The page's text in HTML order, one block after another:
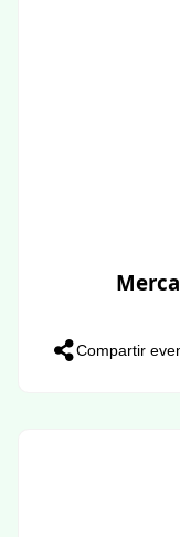
Compartir